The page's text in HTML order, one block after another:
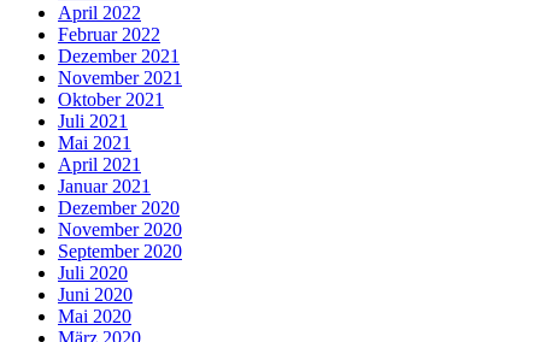
April 2022
Februar 2022
Dezember 2021
November 2021
Oktober 2021
Juli 2021
Mai 2021
April 2021
Januar 2021
Dezember 2020
November 2020
September 2020
Juli 2020
Juni 2020
Mai 2020